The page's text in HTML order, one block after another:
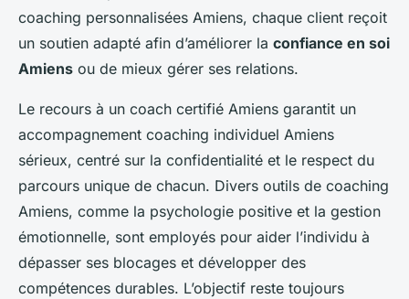
coaching personnalisées Amiens, chaque client reçoit
un soutien adapté afin d’améliorer la confiance en soi
Amiens ou de mieux gérer ses relations.
Le recours à un coach certifié Amiens garantit un
accompagnement coaching individuel Amiens
sérieux, centré sur la confidentialité et le respect du
parcours unique de chacun. Divers outils de coaching
Amiens, comme la psychologie positive et la gestion
émotionnelle, sont employés pour aider l’individu à
dépasser ses blocages et développer des
compétences durables. L’objectif reste toujours